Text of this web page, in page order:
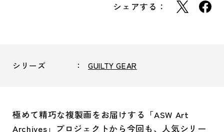
シェアする：
シリーズ GUILTY GEAR
極めて精巧な複製画をお届けする「ASW Art
Archives」プロジェクトから今回も、人気シリー